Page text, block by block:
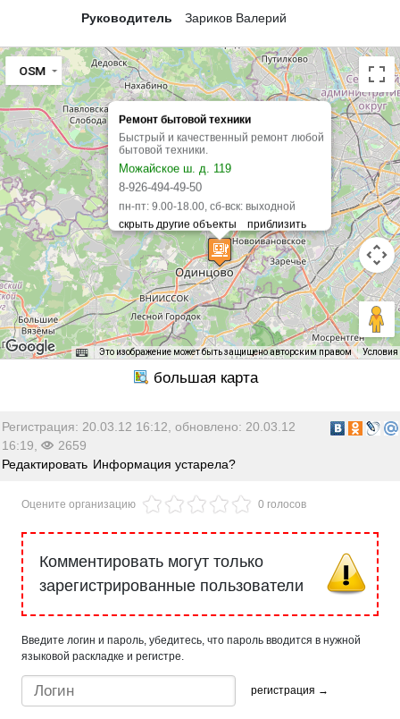
Руководитель Зариков Валерий
Ремонт бытовой техники
Быстрый и качественный ремонт любой
бытовой техники.
Можайское ш. д. 119
8-926-494-49-50
пн-пт: 9.00-18.00, сб-вск: выходной
OSM
Это изображение может быть защищено авторским правом Условия
Регистрация: 20.03.12 16:12, обновлено: 20.03.12
16:19,
2659
Редактировать Информация устарела?
Оцените организацию 0 голосов
Комментировать могут только
зарегистрированные пользователи
Введите логин и пароль, убедитесь, что пароль вводится в нужной
языковой раскладке и регистре.
регистрация →